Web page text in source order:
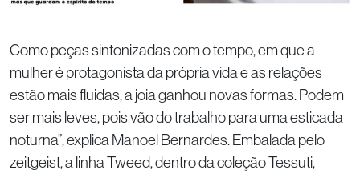
Como peças sintonizadas com o tempo, em que a
mulher é protagonista da própria vida e as relações
estão mais fluidas, a joia ganhou novas formas. Podem
ser mais leves, pois vão do trabalho para uma esticada
noturna”, explica Manoel Bernardes. Embalada pelo
zeitgeist, a linha Tweed, dentro da coleção Tessuti,